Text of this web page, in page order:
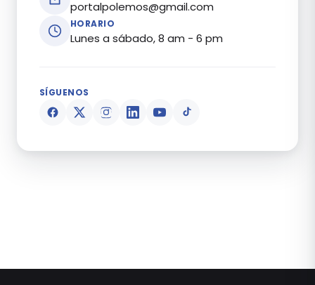
portalpolemos@gmail.com
HORARIO
Lunes a sábado, 8 am - 6 pm
SÍGUENOS